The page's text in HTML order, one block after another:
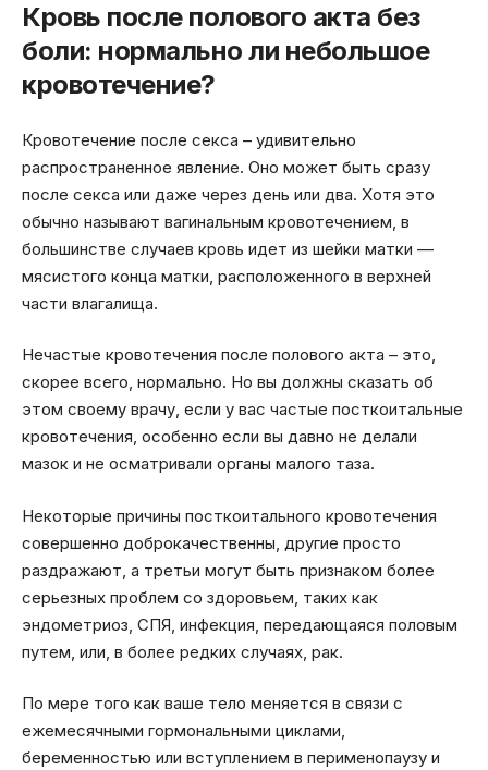
Кровь после полового акта без
боли: нормально ли небольшое
кровотечение?
Кровотечение после секса – удивительно
распространенное явление. Оно может быть сразу
после секса или даже через день или два. Хотя это
обычно называют вагинальным кровотечением, в
большинстве случаев кровь идет из шейки матки —
мясистого конца матки, расположенного в верхней
части влагалища.
Нечастые кровотечения после полового акта – это,
скорее всего, нормально. Но вы должны сказать об
этом своему врачу, если у вас частые посткоитальные
кровотечения, особенно если вы давно не делали
мазок и не осматривали органы малого таза.
Некоторые причины посткоитального кровотечения
совершенно доброкачественны, другие просто
раздражают, а третьи могут быть признаком более
серьезных проблем со здоровьем, таких как
эндометриоз, СПЯ, инфекция, передающаяся половым
путем, или, в более редких случаях, рак.
По мере того как ваше тело меняется в связи с
ежемесячными гормональными циклами,
беременностью или вступлением в перименопаузу и